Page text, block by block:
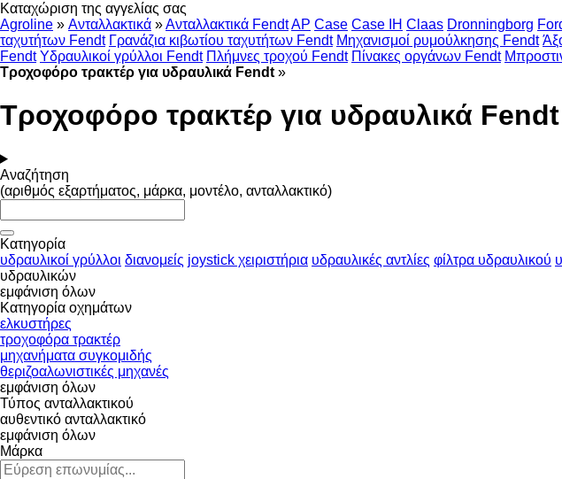
Καταχώριση της αγγελίας σας
Agroline » Ανταλλακτικά »Ανταλλακτικά FendtAP Case Case IH Claas Dronningborg
ταχυτήτων Fendt Γρανάζια κιβωτίου ταχυτήτων Fendt Μηχανισμοί ρυμούλκησης Fendt
Fendt Υδραυλικοί γρύλλοι Fendt Πλήμνες τροχού Fendt Πίνακες οργάνων Fendt
Τροχοφόρο τρακτέρ για υδραυλικά Fendt »
Τροχοφόρο τρακτέρ για υδραυλικά Fendt
Αναζήτηση
(αριθμός εξαρτήματος, μάρκα, μοντέλο, ανταλλακτικό)
Κατηγορία
υδραυλικοί γρύλλοι διανομείς joystick χειριστήρια υδραυλικές αντλίες φίλτρα υδραυλικού
υδραυλικών
εμφάνιση όλων
Κατηγορία οχημάτων
ελκυστήρες
τροχοφόρα τρακτέρ
μηχανήματα συγκομιδής
θεριζοαλωνιστικές μηχανές
εμφάνιση όλων
Τύπος ανταλλακτικού
αυθεντικό ανταλλακτικό
εμφάνιση όλων
Μάρκα